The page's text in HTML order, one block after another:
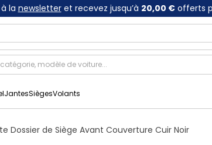
la newsletteret recevez jusqu’à 20,00 €offerts
JantesSiègesVolants
Dossier de Siège Avant Couverture Cuir Noir